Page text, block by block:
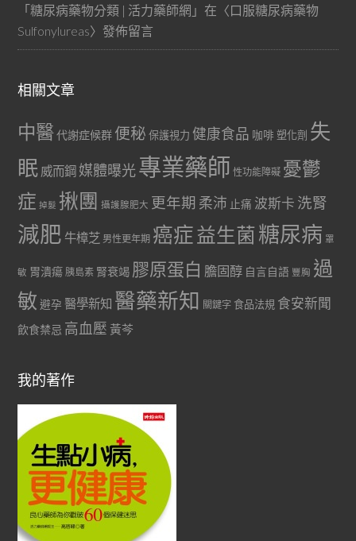
「糖尿病藥物分類 | 活力藥師網 」在〈口服糖尿病藥物
Sulfonylureas〉發佈留言
相關文章
中醫代謝症候群 便秘 保護視力 健康食品 咖啡 塑化劑 失
眠 威而鋼 媒體曝光專業藥師 性功能障礙 憂鬱
症 掉髮 揪團 攝護腺肥大 更年期 柔沛 止痛 波斯卡 洗腎
減肥 牛樟芝 男性更年期 癌症益生菌 糖尿病 罩
敏 胃潰瘍 胰島素 腎衰竭 膠原蛋白 膽固醇 自言自語 豐胸 過
敏 避孕 醫學新知 醫藥新知 關鍵字 食品法規 食安新聞
飲食禁忌 高血壓 黃芩
我的著作